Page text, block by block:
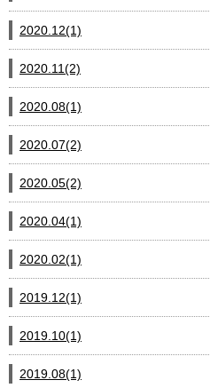
2020.12(1)
2020.11(2)
2020.08(1)
2020.07(2)
2020.05(2)
2020.04(1)
2020.02(1)
2019.12(1)
2019.10(1)
2019.08(1)